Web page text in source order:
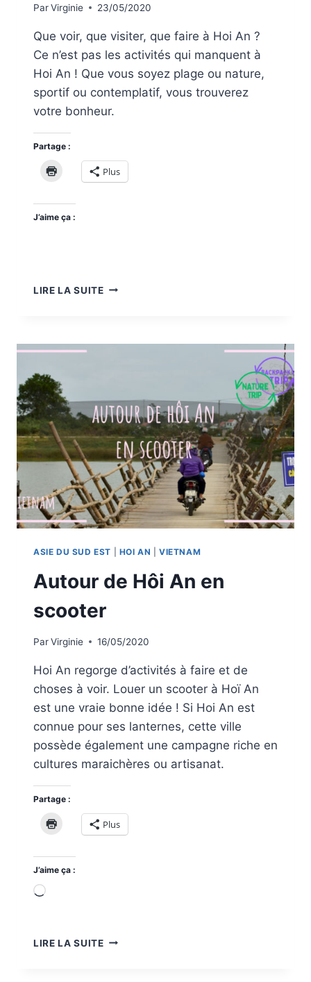
ParVirginie 23/05/2020
Que voir, que visiter, que faire à Hoi An ?
Ce n’est pas les activités qui manquent à
Hoi An ! Que vous soyez plage ou nature,
sportif ou contemplatif, vous trouverez
votre bonheur.
Partage :
Plus
J’aime ça :
LIRE LA SUITEQUE
AN
ASIE DU SUD EST HOI AN |VIETNAM
Autour de Hôi An en
scooter
ParVirginie 16/05/2020
Hoi An regorge d’activités à faire et de
choses à voir. Louer un scooter à Hoï An
est une vraie bonne idée ! Si Hoi An est
connue pour ses lanternes, cette ville
possède également une campagne riche en
cultures maraichères ou artisanat.
Partage :
Plus
J’aime ça :
Chargement…
LIRE LA SUITEAUTOUR